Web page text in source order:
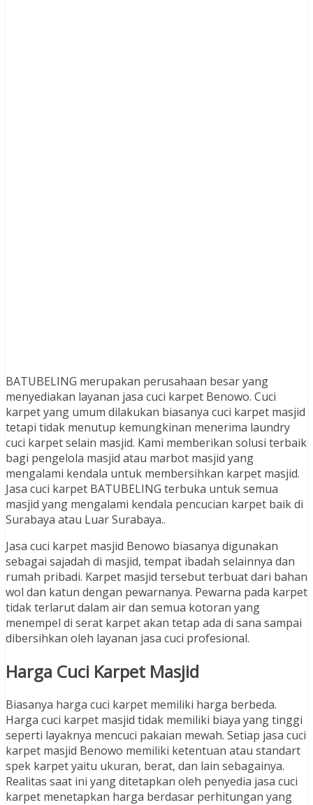
BATUBELING merupakan perusahaan besar yang
menyediakan layanan jasa cuci karpet Benowo. Cuci
karpet yang umum dilakukan biasanya cuci karpet masjid
tetapi tidak menutup kemungkinan menerima laundry
cuci karpet selain masjid. Kami memberikan solusi terbaik
bagi pengelola masjid atau marbot masjid yang
mengalami kendala untuk membersihkan karpet masjid.
Jasa cuci karpet BATUBELING terbuka untuk semua
masjid yang mengalami kendala pencucian karpet baik di
Surabaya atau Luar Surabaya..
Jasa cuci karpet masjid Benowo biasanya digunakan
sebagai sajadah di masjid, tempat ibadah selainnya dan
rumah pribadi. Karpet masjid tersebut terbuat dari bahan
wol dan katun dengan pewarnanya. Pewarna pada karpet
tidak terlarut dalam air dan semua kotoran yang
menempel di serat karpet akan tetap ada di sana sampai
dibersihkan oleh layanan jasa cuci profesional.
Harga Cuci Karpet Masjid
Biasanya harga cuci karpet memiliki harga berbeda.
Harga cuci karpet masjid tidak memiliki biaya yang tinggi
seperti layaknya mencuci pakaian mewah. Setiap jasa cuci
karpet masjid Benowo memiliki ketentuan atau standart
spek karpet yaitu ukuran, berat, dan lain sebagainya.
Realitas saat ini yang ditetapkan oleh penyedia jasa cuci
karpet menetapkan harga berdasar perhitungan yang